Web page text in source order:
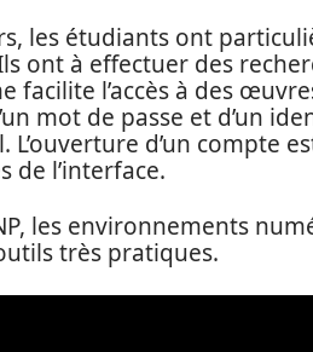
les étudiants ont
ont à effectuer des
facilite l’accès à des
mot de passe et d’un
L’ouverture d’un compte
de l’interface.
les environnements
très pratiques.